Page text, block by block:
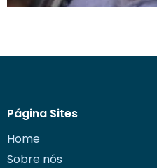
Página Sites
Home
Sobre nós